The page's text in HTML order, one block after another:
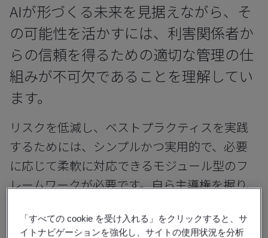
AIが形づくる未来を見据えながら、そ
の可能性を活かすには、利害関係者か
らの信頼を得るための適切な管理の仕
組みが不可欠であることを理解してい
ます。
リスクを低減し、ベストプラクティスを実践
するためには、シンプルかつ実用的で、必要
に応じて柔軟に対応できるモジュール型のフ
レームワークが必要です。自ら主導権を握り、
ワークです。
「すべての cookie を受け入れる」をクリックすると、サ
イトナビゲーションを強化し、サイトの使用状況を分析